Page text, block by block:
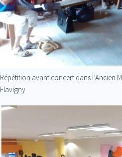
Répétition avant concert dans l’Ancien
Flavigny